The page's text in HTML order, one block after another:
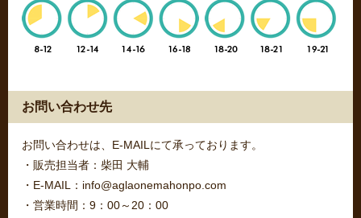
お問い合わせ先
お問い合わせは、E-MAILにて承っております。
・販売担当者：柴田 大輔
・E-MAIL：info@aglaonemahonpo.com
・営業時間：9：00～20：00